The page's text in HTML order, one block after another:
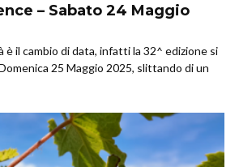
– Sabato 24 Maggio
è il cambio di data, infatti la 32^ edizione si
25 Maggio 2025, slittando di un